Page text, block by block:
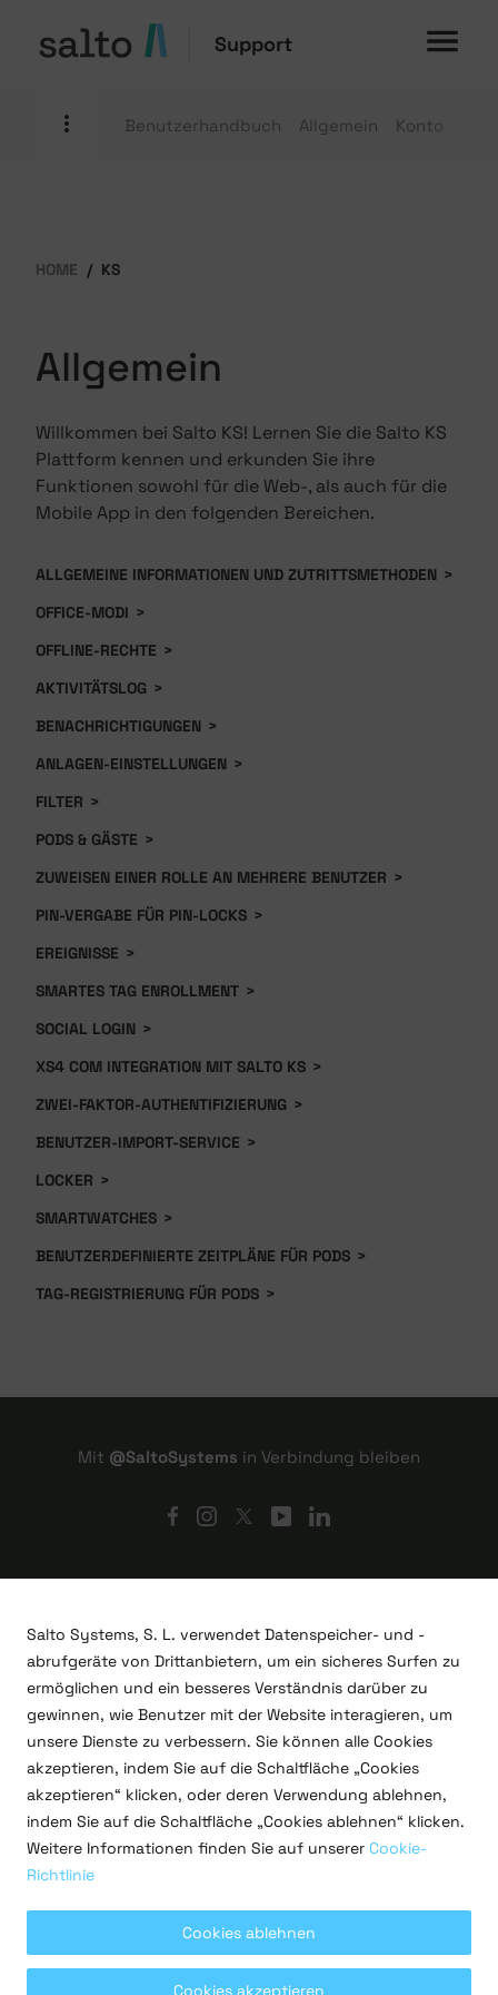
Support
Benutzerhandbuch Allgemein Konto
HOME KS
Allgemein
Willkommen bei Salto KS! Lernen Sie die Salto KS
Plattform kennen und erkunden Sie ihre
Funktionen sowohl für die Web-, als auch für die
Mobile App in den folgenden Bereichen.
ALLGEMEINE INFORMATIONEN UND ZUTRITTSMETHODEN >
OFFICE-MODI >
OFFLINE-RECHTE >
AKTIVITÄTSLOG >
BENACHRICHTIGUNGEN >
ANLAGEN-EINSTELLUNGEN >
FILTER >
PODS & GÄSTE >
ZUWEISEN EINER ROLLE AN MEHRERE BENUTZER >
PIN-VERGABE FÜR PIN-LOCKS >
EREIGNISSE >
SMARTES TAG ENROLLMENT >
SOCIAL LOGIN >
XS4 COM INTEGRATION MIT SALTO KS >
ZWEI-FAKTOR-AUTHENTIFIZIERUNG >
BENUTZER-IMPORT-SERVICE >
LOCKER >
SMARTWATCHES >
BENUTZERDEFINIERTE ZEITPLÄNE FÜR PODS >
TAG-REGISTRIERUNG FÜR PODS >
Mit @SaltoSystems in Verbindung bleiben
Copyright © 2026 Salto Systems, S.L.
F&E-Projekte
Rechtliches
Cookie-Richtlinien
Salto Systems, S. L. verwendet Datenspeicher- und -
abrufgeräte von Drittanbietern, um ein sicheres Surfen zu
ermöglichen und ein besseres Verständnis darüber zu
gewinnen, wie Benutzer mit der Website interagieren, um
unsere Dienste zu verbessern. Sie können alle Cookies
akzeptieren, indem Sie auf die Schaltfläche „Cookies
akzeptieren“ klicken, oder deren Verwendung ablehnen,
indem Sie auf die Schaltfläche „Cookies ablehnen“ klicken.
Weitere Informationen finden Sie auf unserer Cookie-
Richtlinie
Cookies ablehnen
Cookies akzeptieren